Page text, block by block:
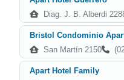
Diag. J. B. Alberdi
Bristol Condominio
San Martín 2150
Apart Hotel Family